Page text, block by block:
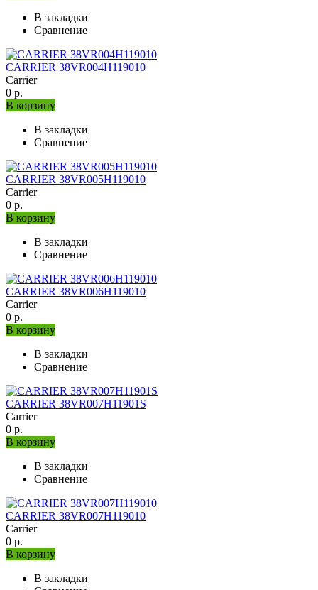
В закладки
Сравнение
CARRIER 38VR004H119010
Carrier
0 р.
В корзину
В закладки
Сравнение
CARRIER 38VR005H119010
Carrier
0 р.
В корзину
В закладки
Сравнение
CARRIER 38VR006H119010
Carrier
0 р.
В корзину
В закладки
Сравнение
CARRIER 38VR007H11901S
Carrier
0 р.
В корзину
В закладки
Сравнение
CARRIER 38VR007H119010
Carrier
0 р.
В корзину
В закладки